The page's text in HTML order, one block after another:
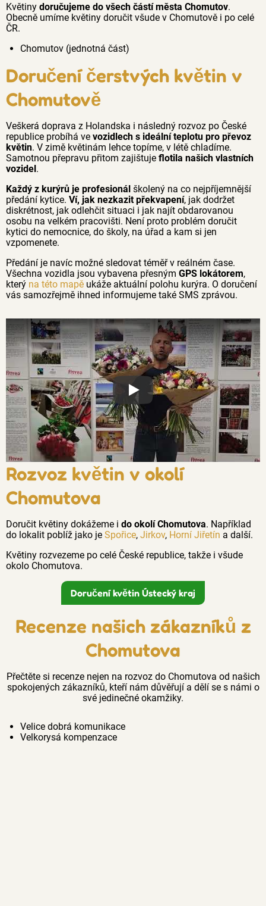
Květiny doručujeme do všech částí města Chomutov.
Obecně umíme květiny doručit všude v Chomutově i po celé
ČR.
Chomutov (jednotná část)
Doručení čerstvých květin v
Chomutově
Veškerá doprava z Holandska i následný rozvoz po České
republice probíhá ve vozidlech s ideální teplotu pro převoz
květin. V zimě květinám lehce topíme, v létě chladíme.
Samotnou přepravu přitom zajištuje flotila našich vlastních
vozidel.
Každý z kurýrů je profesionál školený na co nejpříjemnější
předání kytice. Ví, jak nezkazit překvapení, jak dodržet
diskrétnost, jak odlehčit situaci i jak najít obdarovanou
osobu na velkém pracovišti. Není proto problém doručit
kytici do nemocnice, do školy, na úřad a kam si jen
vzpomenete.
Předání je navíc možné sledovat téměř v reálném čase.
Všechna vozidla jsou vybavena přesným GPS lokátorem,
který na této mapě ukáže aktuální polohu kurýra. O doručení
vás samozřejmě ihned informujeme také SMS zprávou.
Proč jsou květiny z Florea tak
Rozvoz květin v okolí
Chomutova
Doručit květiny dokážeme i do okolí Chomutova. Například
do lokalit poblíž jako je Spořice, Jirkov, Horní Jiřetín a další.
Květiny rozvezeme po celé České republice, takže i všude
okolo Chomutova.
Doručení květin Ústecký kraj
Recenze našich zákazníků z
Chomutova
Přečtěte si recenze nejen na rozvoz do Chomutova od našich
spokojených zákazníků, kteří nám důvěřují a dělí se s námi o
své jedinečné okamžiky.
Velice dobrá komunikace
Velkorysá kompenzace